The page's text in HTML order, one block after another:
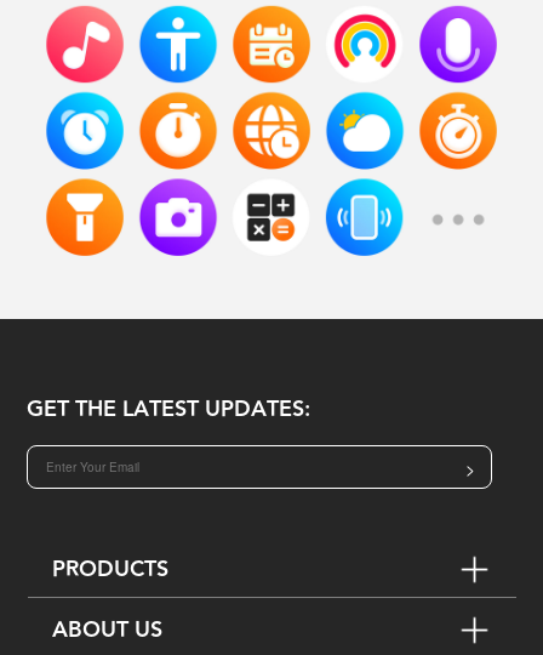
GET THE LATEST UPDATES:
>
PRODUCTS
ABOUT US